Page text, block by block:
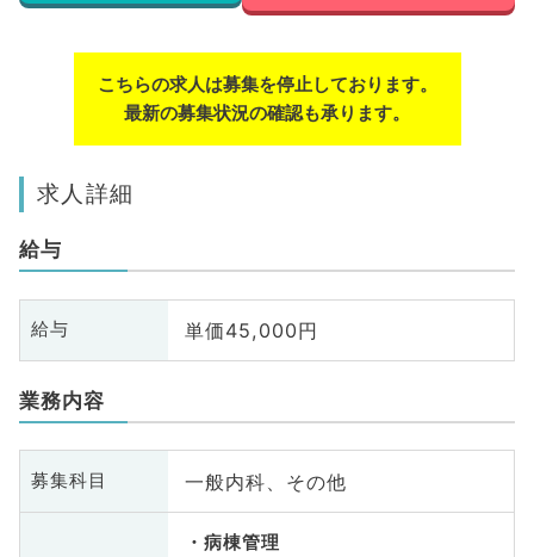
こちらの求人は募集を停止しております。
最新の募集状況の確認も承ります。
求人詳細
給与
給与 単価45,000円
業務内容
募集科目 一般内科、その他
病棟管理